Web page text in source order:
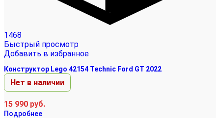
1468
Быстрый просмотр
Добавить в избранное
Конструктор Lego 42154 Technic Ford GT 2022
Нет в наличии
15 990 руб.
Подробнее